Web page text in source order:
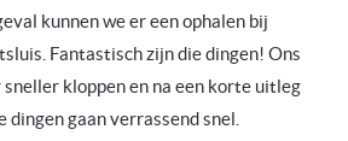
kunnen we er een ophalen bij
Fantastisch zijn die dingen! Ons
kloppen en na een korte uitleg
gaan verrassend snel.